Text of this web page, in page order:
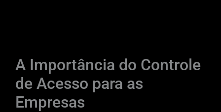
A Importância do Controle
de Acesso para as
Empresas